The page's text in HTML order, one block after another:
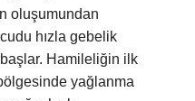
oluşumundan
hızla gebelik
başlar. Hamileliğin ilk
yağlanma